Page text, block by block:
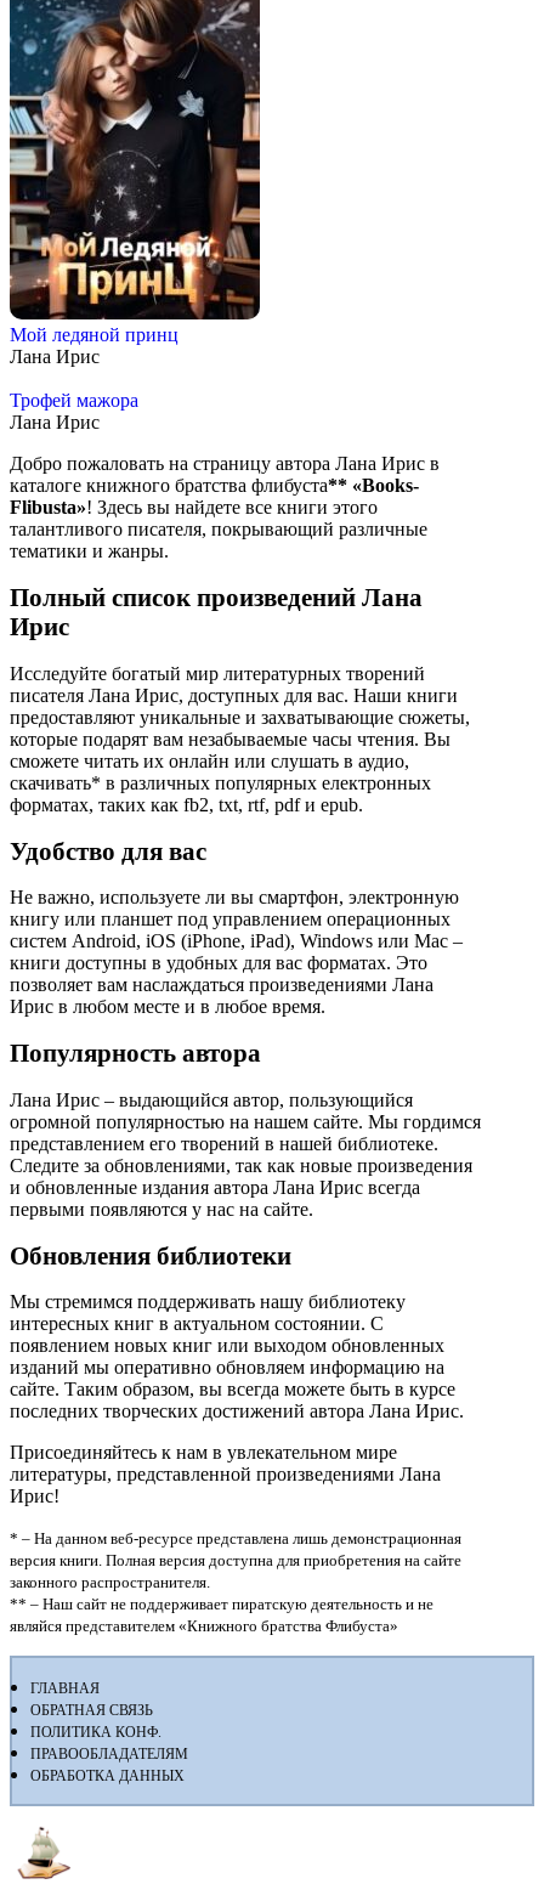
Мой ледяной принц
Лана Ирис
Трофей мажора
Лана Ирис
Добро пожаловать на страницу автора Лана Ирис в
каталоге книжного братства флибуста** «Books-
Flibusta»! Здесь вы найдете все книги этого
талантливого писателя, покрывающий различные
тематики и жанры.
Полный список произведений Лана
Ирис
Исследуйте богатый мир литературных творений
писателя Лана Ирис, доступных для вас. Наши книги
предоставляют уникальные и захватывающие сюжеты,
которые подарят вам незабываемые часы чтения. Вы
сможете читать их онлайн или слушать в аудио,
скачивать* в различных популярных електронных
форматах, таких как fb2, txt, rtf, pdf и epub.
Удобство для вас
Не важно, используете ли вы смартфон, электронную
книгу или планшет под управлением операционных
систем Android, iOS (iPhone, iPad), Windows или Mac –
книги доступны в удобных для вас форматах. Это
позволяет вам наслаждаться произведениями Лана
Ирис в любом месте и в любое время.
Популярность автора
Лана Ирис – выдающийся автор, пользующийся
огромной популярностью на нашем сайте. Мы гордимся
представлением его творений в нашей библиотеке.
Следите за обновлениями, так как новые произведения
и обновленные издания автора Лана Ирис всегда
первыми появляются у нас на сайте.
Обновления библиотеки
Мы стремимся поддерживать нашу библиотеку
интересных книг в актуальном состоянии. С
появлением новых книг или выходом обновленных
изданий мы оперативно обновляем информацию на
сайте. Таким образом, вы всегда можете быть в курсе
последних творческих достижений автора Лана Ирис.
Присоединяйтесь к нам в увлекательном мире
литературы, представленной произведениями Лана
Ирис!
* – На данном веб-ресурсе представлена лишь демонстрационная
версия книги. Полная версия доступна для приобретения на сайте
законного распространителя.
** – Наш сайт не поддерживает пиратскую деятельность и не
являйся представителем «Книжного братства Флибуста»
ГЛАВНАЯ
ОБРАТНАЯ СВЯЗЬ
ПОЛИТИКА КОНФ.
ПРАВООБЛАДАТЕЛЯМ
ОБРАБОТКА ДАННЫХ